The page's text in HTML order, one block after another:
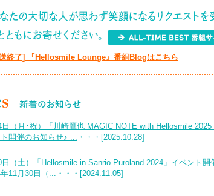
終了] 『Hellosmile Lounge』番組Blogはこちら
日（月･祝）「川崎鷹也 MAGIC NOTE with Hellosmile 2025
開催のお知らせ♪ ... ・・・[2025.10.28]
日（土）「Hellosmile in Sanrio Puroland 2024」イベント開
11月30日（... ・・・[2024.11.05]